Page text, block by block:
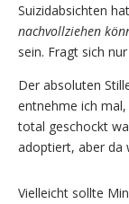
Suizidabsichten
nachvollziehen
sein. Fragt sich
Der absoluten
entnehme ich
total geschockt
adoptiert, aber da
Vielleicht sollte